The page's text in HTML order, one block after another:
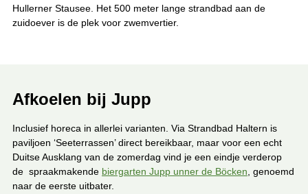
Hullerner Stausee. Het 500 meter lange strandbad aan de
zuidoever is de plek voor zwemvertier.
Afkoelen bij Jupp
Inclusief horeca in allerlei varianten. Via Strandbad Haltern is
paviljoen ‘Seeterrassen’ direct bereikbaar, maar voor een echt
Duitse Ausklang van de zomerdag vind je een eindje verderop
de spraakmakende biergarten Jupp unner de Böcken, genoemd
naar de eerste uitbater.